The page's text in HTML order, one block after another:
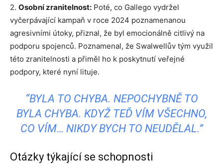
2. Osobní zranitelnost: Poté, co Gallego vydržel
vyčerpávající kampaň v roce 2024 poznamenanou
agresivními útoky, přiznal, že byl emocionálně citlivý na
podporu spojenců. Poznamenal, že Swalwellův tým využil
této zranitelnosti a přiměl ho k poskytnutí veřejné
podpory, které nyní lituje.
“BYLA TO CHYBA. NEPOCHYBNĚ TO
BYLA CHYBA. KDYŽ TEĎ VÍM VŠECHNO,
CO VÍM… NIKDY BYCH TO NEUDĚLAL.”
Otázky týkající se schopnosti